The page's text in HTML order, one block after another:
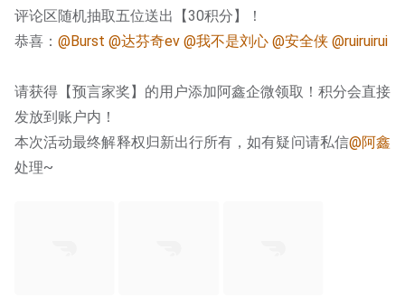
评论区随机抽取五位送出【30积分】！
恭喜： @Burst @达芬奇ev @我不是刘心 @安全侠 @ruiruirui
请获得【预言家奖】的用户添加阿鑫企微领取！积分会直接
发放到账户内！
本次活动最终解释权归新出行所有，如有疑问请私信@阿鑫
处理~